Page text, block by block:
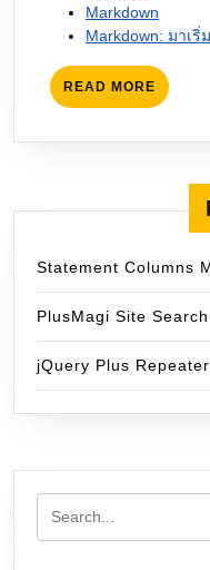
Markdown
Markdown: มาเริ่
READ MORE READ
MORE
Statement Columns
PlusMagi Site Search
jQuery Plus Repeater